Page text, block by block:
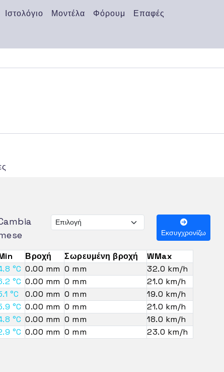
Ιστολόγιο Μοντέλα Φόρουμ
Επαφές
Εκσυγχρονίζω
Βροχή Σωρευμένη βροχή
WMax
°C 0.00 mm 0 mm
32.0 km/h
°C 0.00 mm 0 mm
21.0 km/h
°C 0.00 mm 0 mm
19.0 km/h
°C 0.00 mm 0 mm
21.0 km/h
°C 0.00 mm 0 mm
18.0 km/h
°C 0.00 mm 0 mm 23.0 km/h